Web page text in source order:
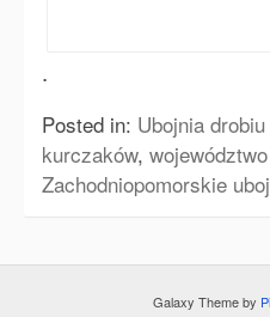
.
Posted in: Ubojnia drobiu
kurczaków,
Zachodniopomorskie
Galaxy Theme by